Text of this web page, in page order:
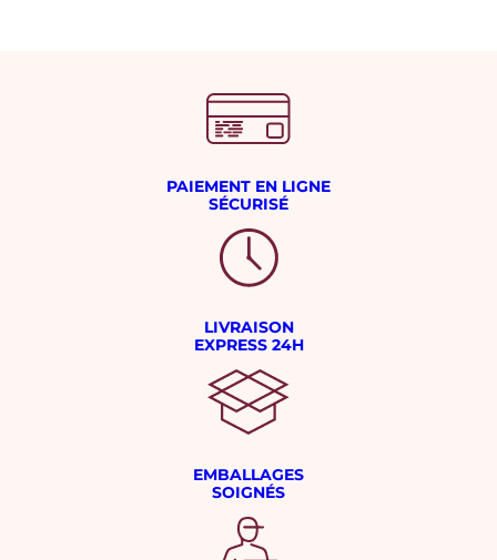
PAIEMENT EN LIGNE
SÉCURISÉ
LIVRAISON
EXPRESS 24H
EMBALLAGES
SOIGNÉS